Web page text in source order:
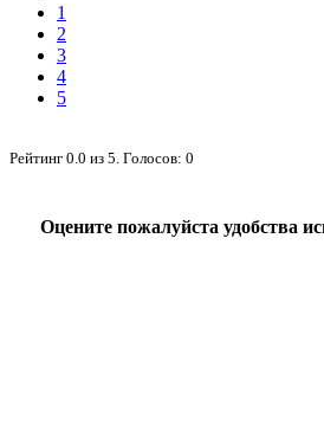
1
2
3
4
5
Рейтинг 0.0 из 5 . Голосов: 0
Оцените пожалуйста удобства